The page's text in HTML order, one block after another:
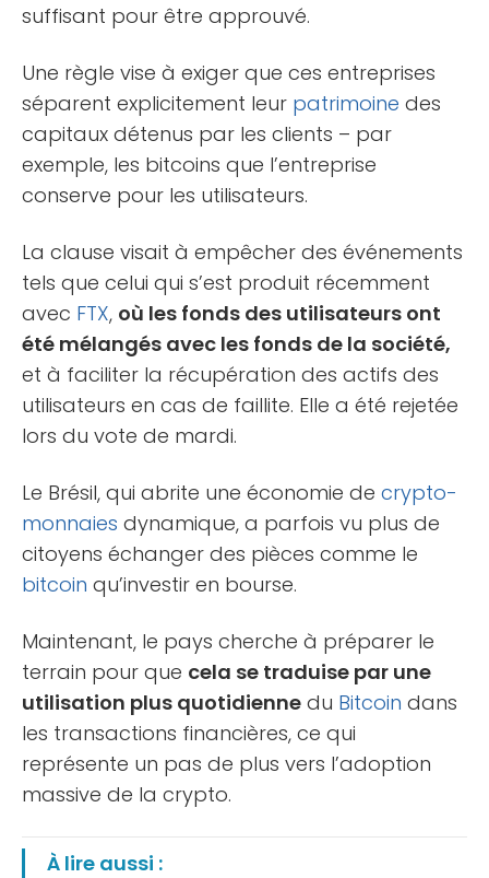
suffisant pour être approuvé.
Une règle vise à exiger que ces entreprises
séparent explicitement leur patrimoine des
capitaux détenus par les clients – par
exemple, les bitcoins que l’entreprise
conserve pour les utilisateurs.
La clause visait à empêcher des événements
tels que celui qui s’est produit récemment
avec FTX, où les fonds des utilisateurs ont
été mélangés avec les fonds de la société,
et à faciliter la récupération des actifs des
utilisateurs en cas de faillite. Elle a été rejetée
lors du vote de mardi.
Le Brésil, qui abrite une économie de crypto-
monnaies dynamique, a parfois vu plus de
citoyens échanger des pièces comme le
bitcoin qu’investir en bourse.
Maintenant, le pays cherche à préparer le
terrain pour que cela se traduise par une
utilisation plus quotidienne du Bitcoin dans
les transactions financières, ce qui
représente un pas de plus vers l’adoption
massive de la crypto.
À lire aussi :